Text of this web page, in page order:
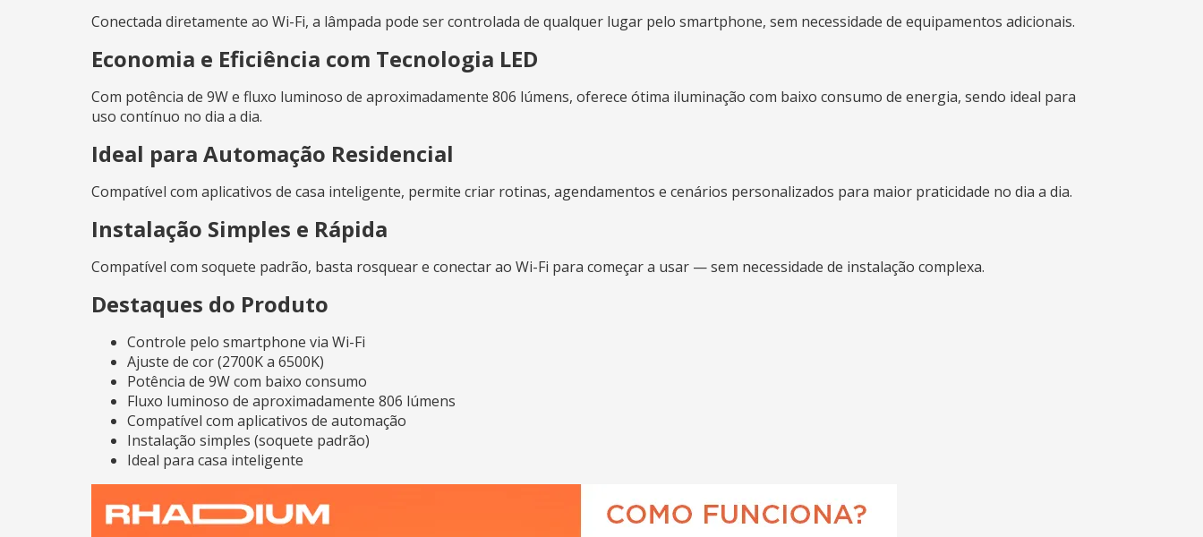
Conectada diretamente ao Wi-Fi, a lâmpada pode ser controlada de qualquer lugar pelo smartphone, sem necessidade de equipamentos adicionais.
Economia e Eficiência com Tecnologia LED
Com potência de 9W e fluxo luminoso de aproximadamente 806 lúmens, oferece ótima iluminação com baixo consumo de energia, sendo ideal para
uso contínuo no dia a dia.
Ideal para Automação Residencial
Compatível com aplicativos de casa inteligente, permite criar rotinas, agendamentos e cenários personalizados para maior praticidade no dia a dia.
Instalação Simples e Rápida
Compatível com soquete padrão, basta rosquear e conectar ao Wi-Fi para começar a usar — sem necessidade de instalação complexa.
Destaques do Produto
Controle pelo smartphone via Wi-Fi
Ajuste de cor (2700K a 6500K)
Potência de 9W com baixo consumo
Fluxo luminoso de aproximadamente 806 lúmens
Compatível com aplicativos de automação
Instalação simples (soquete padrão)
Ideal para casa inteligente